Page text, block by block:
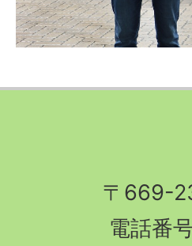
〒669-
電話番